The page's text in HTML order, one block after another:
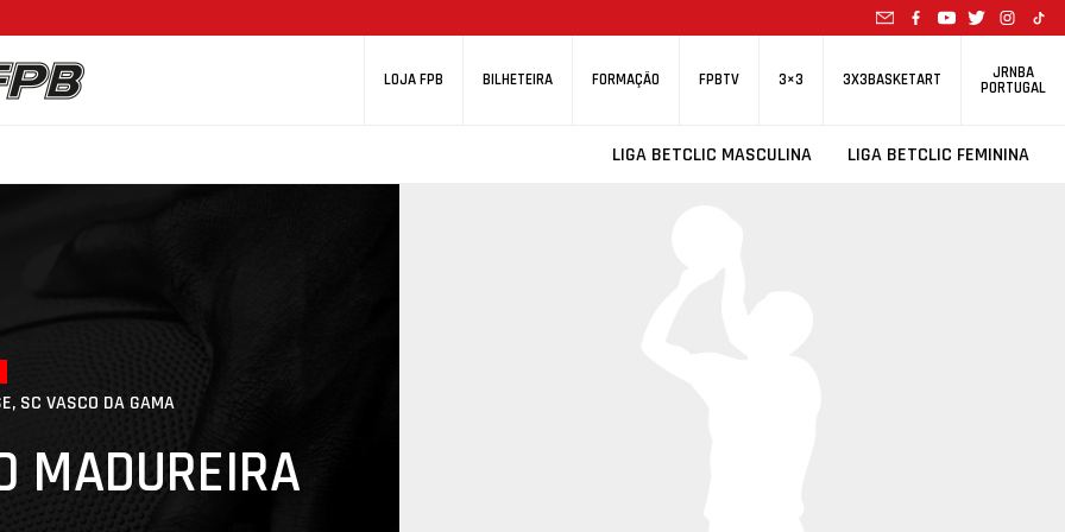
LOJA FPB BILHETEIRA FORMAÇÃO FPBTV 3×3 3X3BASKETART JRNBA
PORTUGAL
LIGA BETCLIC MASCULINA LIGA BETCLIC FEMININA
SC VASCO DA GAMA
MADUREIRA